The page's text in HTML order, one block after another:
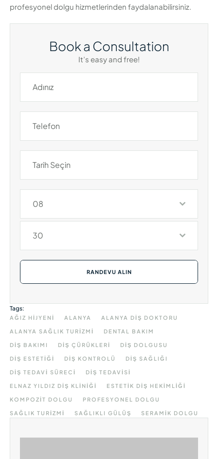
profesyonel dolgu hizmetlerinden faydalanabilirsiniz.
Book a Consultation
It’s easy and free!
08
30
RANDEVU ALIN
Tags:
AĞIZ HIJYENI ALANYA ALANYA DIŞ DOKTORU
ALANYA SAĞLIK TURIZMI DENTAL BAKIM
DIŞ BAKIMI DIŞ ÇÜRÜKLERI DIŞ DOLGUSU
DIŞ ESTETIĞI DIŞ KONTROLÜ DIŞ SAĞLIĞI
DIŞ TEDAVI SÜRECI DIŞ TEDAVISI
ELNAZ YILDIZ DIŞ KLINIĞI ESTETIK DIŞ HEKIMLIĞI
KOMPOZIT DOLGU PROFESYONEL DOLGU
SAĞLIK TURIZMI SAĞLIKLI GÜLÜŞ SERAMIK DOLGU